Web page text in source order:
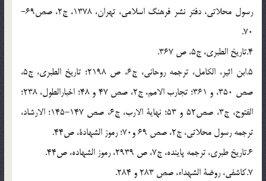
رسول محلاتی، دفتر نشر فرهنگ اسلامی، تهران، 1378، ج2، صص69-
70.
4.تاریخ الطبری، ج5، ص 367.
5.ابن اثیر، الکامل، ترجمه روحانی، ج6، ص 2198؛ تاریخ الطبری، ج5،
صص 350، و 361؛ تجارب الامم، ج2، صص 47 و 48؛ اخبارالطول، 238؛
الفتوح، ج3، صص52 و 53؛ نهایة الارب، ج6، صص 147-145؛ الارشاد،
ترجمه رسول محلاتی، ج2، صص 69 و70؛ رموز الشهادة، ص44.
6.تاریخ طبری، ترجمه پاینده، ج7، ص 2939، رموز الشهاده، ص44.
7.کاشفی، روضة الشهداء، صص 283 و 284.